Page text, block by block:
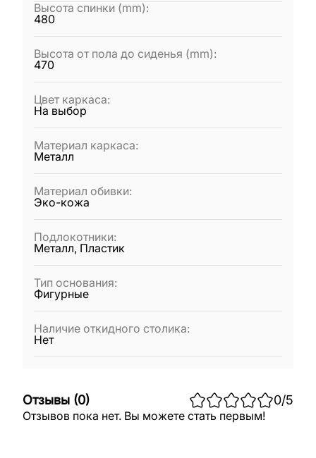
Высота спинки (mm):
480
Высота от пола до сиденья (mm):
470
Цвет каркаса:
На выбор
Материал каркаса:
Металл
Материал обивки:
Эко-кожа
Подлокотники:
Металл, Пластик
Тип основания:
Фигурные
Наличие откидного столика:
Нет
Отзывы (0) 0/5
Отзывов пока нет. Вы можете стать первым!